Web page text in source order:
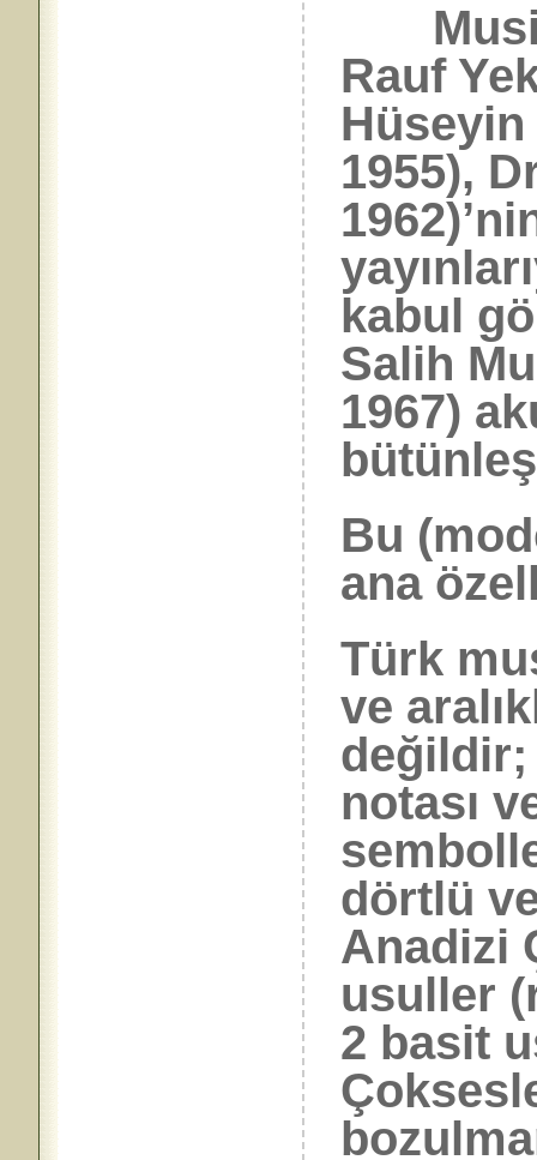
Rauf
Hüseyin
1955),
kabul
Salih
1967)
Bu
ana
Türk
ve
değildir;
notası
dörtlü
Anadizi
usuller
2 basit